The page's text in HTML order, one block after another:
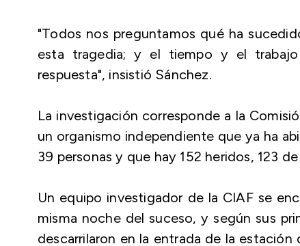
"Todos nos preguntamos qué ha
esta tragedia; y el tiempo y el
respuesta", insistió Sánchez.
La investigación corresponde a la
un organismo independiente que ya ha
39 personas y que hay 152 heridos, 123
Un equipo investigador de la CIAF se
misma noche del suceso, y según sus
descarrilaron en la entrada de la